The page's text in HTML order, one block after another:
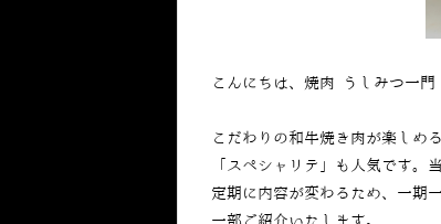
こんにちは、焼肉 うしみつ一門
こだわりの和牛焼き肉が楽しめ
「スペシャリテ」も人気です
定期に内容が変わるため、一期